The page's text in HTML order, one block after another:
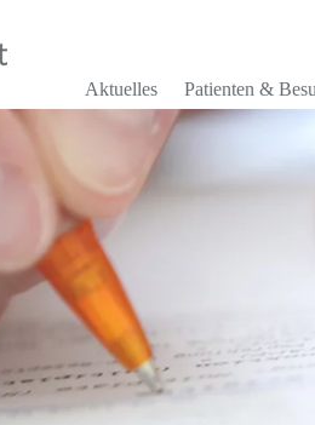
Aktuelles Patienten &